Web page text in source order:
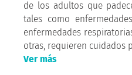
de los adultos que
tales como
enfermedades
otras, requieren cuidados
Ver más